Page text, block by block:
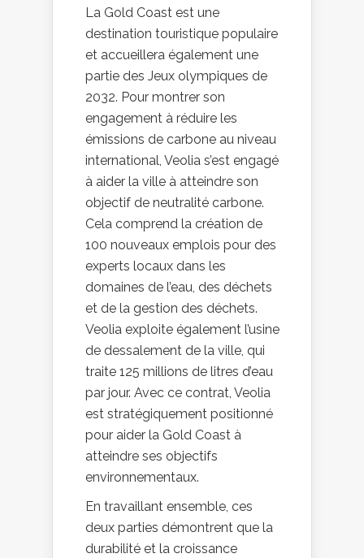
La Gold Coast est une
destination touristique populaire
et accueillera également une
partie des Jeux olympiques de
2032. Pour montrer son
engagement à réduire les
émissions de carbone au niveau
international, Veolia s’est engagé
à aider la ville à atteindre son
objectif de neutralité carbone.
Cela comprend la création de
100 nouveaux emplois pour des
experts locaux dans les
domaines de l’eau, des déchets
et de la gestion des déchets.
Veolia exploite également l’usine
de dessalement de la ville, qui
traite 125 millions de litres d’eau
par jour. Avec ce contrat, Veolia
est stratégiquement positionné
pour aider la Gold Coast à
atteindre ses objectifs
environnementaux.
En travaillant ensemble, ces
deux parties démontrent que la
durabilité et la croissance